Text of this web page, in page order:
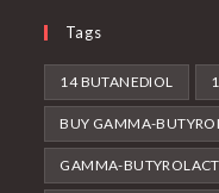
Tags
14 BUTANEDIOL
BUY GAMMA-
GAMMA-